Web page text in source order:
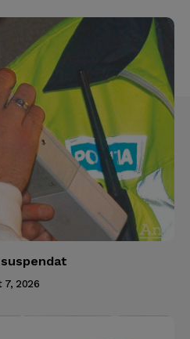
7, 2026